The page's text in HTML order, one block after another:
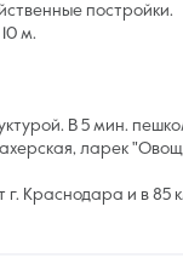
постройки.
м.
В 5 мин.
ларек
Краснодара и в 85